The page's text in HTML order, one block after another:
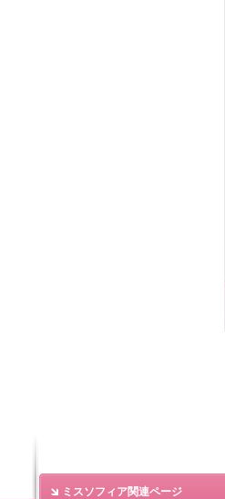
ミスソフィア関連ページ